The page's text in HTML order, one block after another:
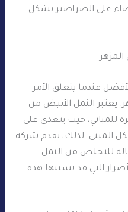
على الصراصير بشكل
عندما يتعلق الأمر
يعتبر النمل الأبيض من
للمباني، حيث يتغذى على
المبنى. لذلك، تقدم شركة
للتخلص من النمل
التي قد تسببها هذه